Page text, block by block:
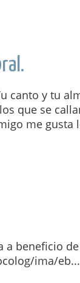
canto y tu
que se
me gusta
a beneficio
ima/